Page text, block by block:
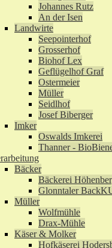
Johannes Rutz
An der Isen
Landwirte
Seepointerhof
Grosserhof
Biohof Lex
Geflügelhof Graf
Ostermeier
Müller
Seidlhof
Josef Biberger
Imker
Oswalds Imkerei
Thanner -
Bäcker
Bäckerei
Glonntaler
Müller
Wolfmühle
Drax-Mühle
Käser & Molker
Hofkäserei